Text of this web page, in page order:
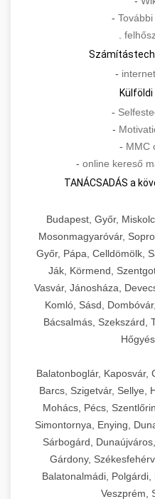
-
.
-
-
-
- MMC
- online kereső
TANÁCSADÁS a
Budapest, Győr,
Mosonmagyaróvár,
Győr, Pápa, Celldömölk,
Ják, Körmend,
Vasvár, Jánosháza,
Komló, Sásd,
Bácsalmás, Szekszárd,
Balatonboglár, Kaposvár,
Barcs, Szigetvár, Sellye,
Mohács, Pécs,
Simontornya, Enying,
Sárbogárd,
Gárdony,
Balatonalmádi,
Veszprém,